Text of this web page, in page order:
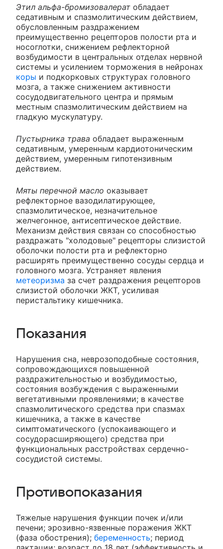
Этил альфа-бромизовалерат обладает
седативным и спазмолитическим действием,
обусловленным раздражением
преимущественно рецепторов полости рта и
носоглотки, снижением рефлекторной
возбудимости в центральных отделах нервной
системы и усилением торможения в нейронах
коры и подкорковых структурах головного
мозга, а также снижением активности
сосудодвигательного центра и прямым
местным спазмолитическим действием на
гладкую мускулатуру.
Пустырника трава обладает выраженным
седативным, умеренным кардиотоническим
действием, умеренным гипотензивным
действием.
Мяты перечной масло оказывает
рефлекторное вазодилатирующее,
спазмолитическое, незначительное
желчегонное, антисептическое действие.
Механизм действия связан со способностью
раздражать "холодовые" рецепторы слизистой
оболочки полости рта и рефлекторно
расширять преимущественно сосуды сердца и
головного мозга. Устраняет явления
метеоризма за счет раздражения рецепторов
слизистой оболочки ЖКТ, усиливая
перистальтику кишечника.
Показания
Нарушения сна, неврозоподобные состояния,
сопровождающихся повышенной
раздражительностью и возбудимостью,
состояния возбуждения с выраженными
вегетативными проявлениями; в качестве
спазмолитического средства при спазмах
кишечника, а также в качестве
симптоматического (успокаивающего и
сосудорасширяющего) средства при
функциональных расстройствах сердечно-
сосудистой системы.
Противопоказания
Тяжелые нарушения функции почек и/или
печени; эрозивно-язвенные поражения ЖКТ
(фаза обострения); беременность; период